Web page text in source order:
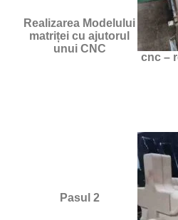
cnc –
Realizarea Modelului
matriței cu ajutorul
unui CNC
Pasul 2